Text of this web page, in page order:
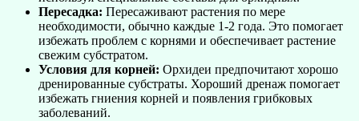
Пересадка: Пересаживают растения по мере
необходимости, обычно каждые 1-2 года. Это помогает
избежать проблем с корнями и обеспечивает растение
свежим субстратом.
Условия для корней: Орхидеи предпочитают хорошо
дренированные субстраты. Хороший дренаж помогает
избежать гниения корней и появления грибковых
заболеваний.